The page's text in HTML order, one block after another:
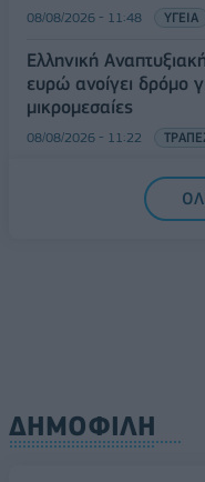
08/08/2026 - 11:48 ΥΓΕΙΑ
Ελληνική
ευρώ ανοίγει δρόμο
μικρομεσαίες
08/08/2026 - 11:22
5G παντού, 6G στον
Ελλάδα στη μεγάλη
ΔΗΜΟΦΙΛΗ